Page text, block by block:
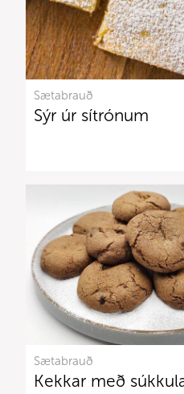
Sætabrauð
Sýr úr sítrónum
Sætabrauð
Kekkar með